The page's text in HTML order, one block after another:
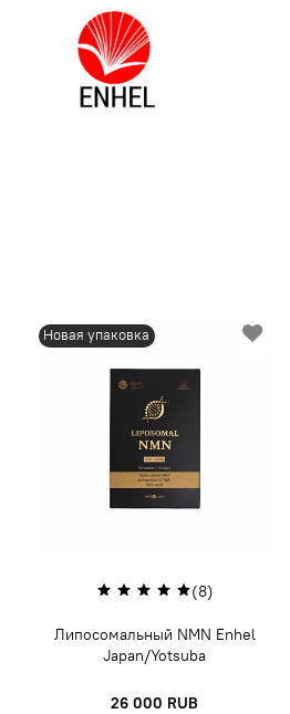
(8)
Новая упаковка
Липосомальный NMN Enhel
Japan/Yotsuba
26 000 RUB